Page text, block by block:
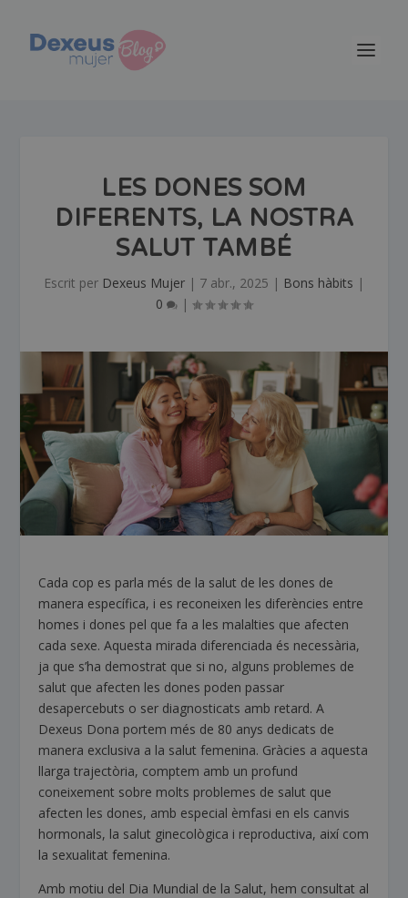
LES DONES SOM
DIFERENTS, LA NOSTRA
SALUT TAMBÉ
Escrit per Dexeus Mujer | 7 abr., 2025 | Bons hàbits |
0
|
Cada cop es parla més de la salut de les dones de
manera específica, i es reconeixen les diferències entre
homes i dones pel que fa a les malalties que afecten
cada sexe. Aquesta mirada diferenciada és necessària,
ja que s’ha demostrat que si no, alguns problemes de
salut que afecten les dones poden passar
desapercebuts o ser diagnosticats amb retard. A
Dexeus Dona portem més de 80 anys dedicats de
manera exclusiva a la salut femenina. Gràcies a aquesta
llarga trajectòria, comptem amb un profund
coneixement sobre molts problemes de salut que
afecten les dones, amb especial èmfasi en els canvis
hormonals, la salut ginecològica i reproductiva, així com
la sexualitat femenina.
Amb motiu del Dia Mundial de la Salut, hem consultat al